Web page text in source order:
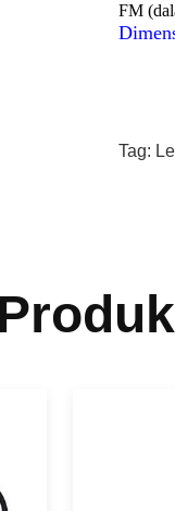
FM
Tag: